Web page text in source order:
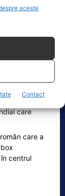
aceste
Contact
să taie
care
care a
centrul